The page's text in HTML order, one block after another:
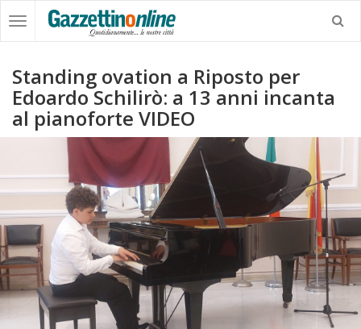
Standing ovation a Riposto per
Edoardo Schilirò: a 13 anni incanta
al pianoforte VIDEO